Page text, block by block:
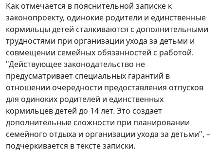
Как отмечается в пояснительной записке к
законопроекту, одинокие родители и единственные
кормильцы детей сталкиваются с дополнительными
трудностями при организации ухода за детьми и
совмещении семейных обязанностей с работой.
"Действующее законодательство не
предусматривает специальных гарантий в
отношении очередности предоставления отпусков
для одиноких родителей и единственных
кормильцев детей до 14 лет. Это создает
дополнительные сложности при планировании
семейного отдыха и организации ухода за детьми", –
подчеркивается в тексте записки.